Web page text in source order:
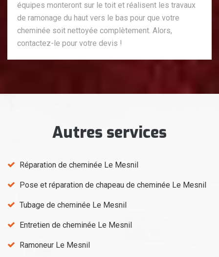
équipes monteront sur le toit et réalisent les travaux
de ramonage du haut vers le bas pour que votre
cheminée soit nettoyée complètement. Alors,
contactez-le pour votre devis !
Autres services
Réparation de cheminée Le Mesnil
Pose et réparation de chapeau de cheminée Le Mesnil
Tubage de cheminée Le Mesnil
Entretien de cheminée Le Mesnil
Ramoneur Le Mesnil